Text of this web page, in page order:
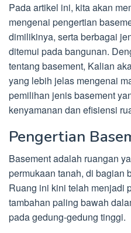
Pada artikel ini, kita akan
mengenai pengertian
dimilikinya, serta berbagai
ditemui pada bangunan.
tentang basement, Kalian
yang lebih jelas mengenai
pemilihan jenis basement
kenyamanan dan efisiensi
Pengertian
Basement adalah ruangan
permukaan tanah, di bagian
Ruang ini kini telah menjadi
tambahan paling bawah
pada gedung-gedung tinggi.